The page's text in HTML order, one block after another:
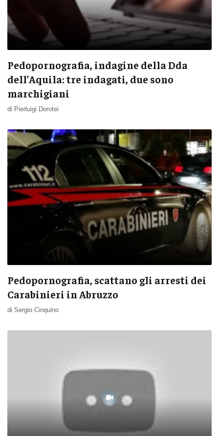
Pedopornografia, indagine della Dda
dell’Aquila: tre indagati, due sono
marchigiani
di Pierluigi Dorotei
Pedopornografia, scattano gli arresti dei
Carabinieri in Abruzzo
di Sergio Cinquino